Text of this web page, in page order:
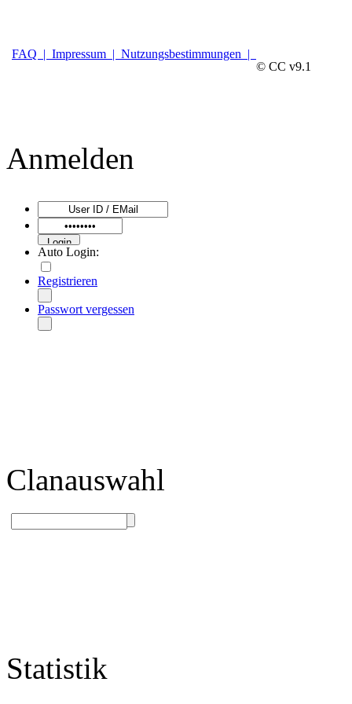
FAQ | Impressum | Nutzungsbestimmungen |
© CC v9.1
Anmelden
Auto Login:
Registrieren
Passwort vergessen
Clanauswahl
Statistik